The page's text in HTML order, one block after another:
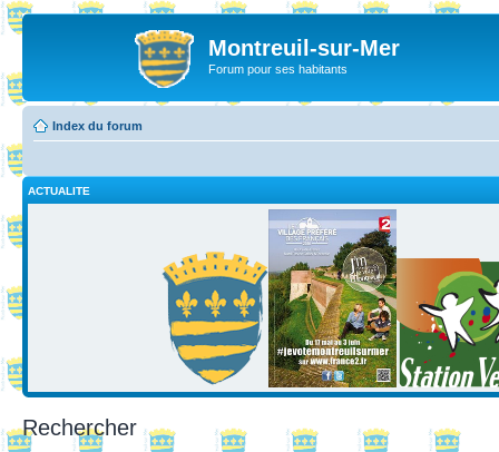
Montreuil-sur-Mer
Forum pour ses habitants
Index du forum
ACTUALITE
Rechercher